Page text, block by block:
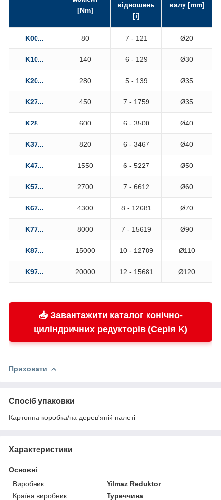
[Nm]
відношень
[i]
валу [mm]
K00... 80 7 - 121 Ø20
K10... 140 6 - 129 Ø30
K20... 280 5 - 139 Ø35
K27... 450 7 - 1759 Ø35
K28... 600 6 - 3500 Ø40
K37... 820 6 - 3467 Ø40
K47... 1550 6 - 5227 Ø50
K57... 2700 7 - 6612 Ø60
K67... 4300 8 - 12681 Ø70
K77... 8000 7 - 15619 Ø90
K87... 15000 10 - 12789 Ø110
K97... 20000 12 - 15681 Ø120
📥 Завантажити каталог конічно-
циліндричних редукторів (Серія K)
Приховати
Спосіб упаковки
Картонна коробка/на дерев'яній палеті
Характеристики
Основні
Виробник
Yilmaz Reduktor
Країна виробник
Туреччина